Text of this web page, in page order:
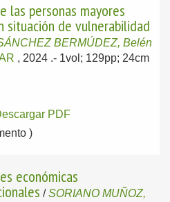
las personas mayores
situación de vulnerabilidad
BERMÚDEZ, Belén
, 2024 .- 1vol; 129pp; 24cm
PDF
)
económicas
/SORIANO MUÑOZ,